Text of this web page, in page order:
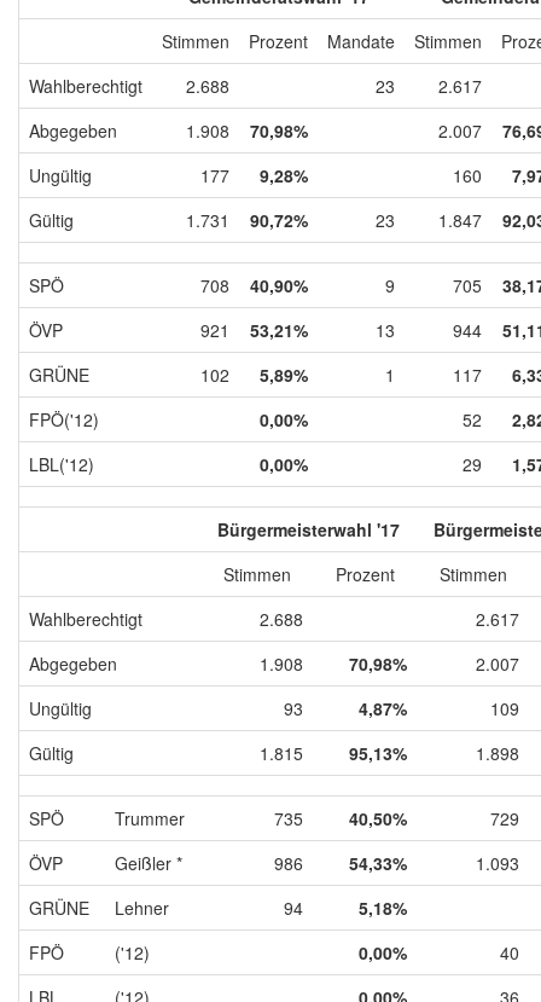
Stimmen
Prozent Mandate Stimmen
Wahlberechtigt
2.688 23
2.617
Abgegeben
1.908 70,98% 2.007
Ungültig
177 9,28% 160
Gültig
1.731 90,72% 23 1.847
SPÖ 708 40,90% 9 705
ÖVP
921 53,21% 13 944
GRÜNE
102 5,89% 1 117
FPÖ('12)
0,00% 52
LBL('12)
0,00% 29
Bürgermeisterwahl '17
Stimmen
Prozent
Stimmen
Wahlberechtigt
2.688
2.617
Abgegeben
1.908 70,98%
2.007
Ungültig
93 4,87%
109
Gültig
1.815 95,13% 1.898
SPÖ Trummer 735 40,50%
729
ÖVP
Geißler * 986 54,33%
1.093
GRÜNE
Lehner 94
5,18%
FPÖ
('12) 0,00%
40
LBL
('12) 0,00% 36